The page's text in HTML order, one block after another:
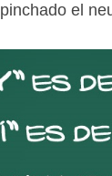
el